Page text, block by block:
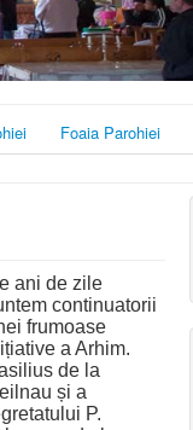
Foaia Parohiei
ani de zile
continuatorii
frumoase
a Arhim.
de la
și a
P.